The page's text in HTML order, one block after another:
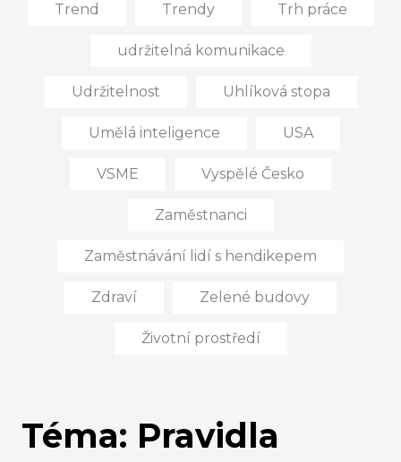
Trend Trendy Trh práce
udržitelná komunikace
Udržitelnost Uhlíková stopa
Umělá inteligence USA
VSME Vyspělé Česko
Zaměstnanci
Zaměstnávání lidí s hendikepem
Zdraví Zelené budovy
Životní prostředí
Téma: Pravidla